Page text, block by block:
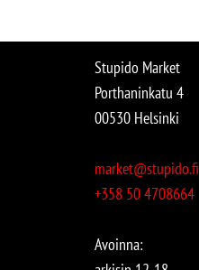
Stupido Market
Porthaninkatu 4
00530 Helsinki
market@stupido.fi
+358 50 4708664
Avoinna: